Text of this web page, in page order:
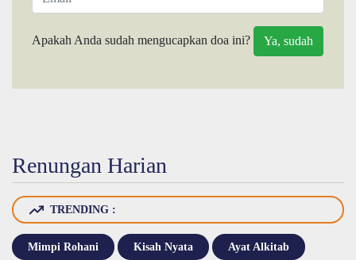
Apakah Anda sudah mengucapkan doa ini?
Renungan Harian
TRENDING :
Mimpi Rohani Kisah Nyata Ayat Alkitab